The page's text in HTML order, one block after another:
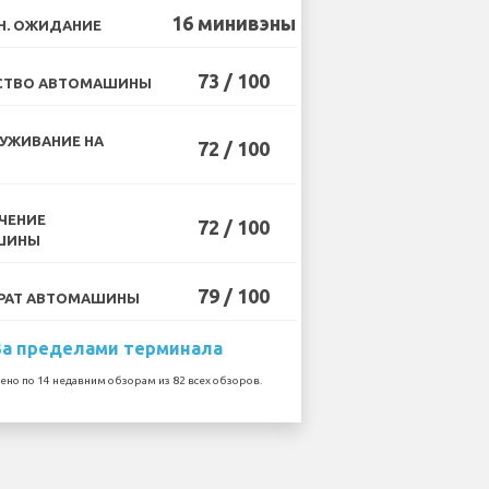
ОЖИДАНИЕ 16 минивэны
АВТОМАШИНЫ 73 / 100
НА
72 / 100
72 / 100
АВТОМАШИНЫ 79 / 100
пределами терминала
по 14 недавним обзорам из 82 всех обзоров.